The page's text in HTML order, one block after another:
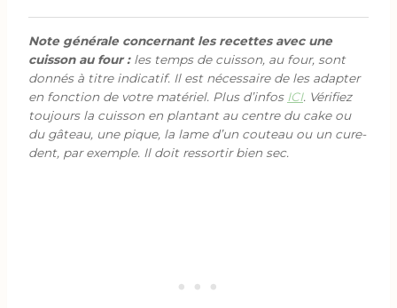
Note générale concernant les recettes avec une
cuisson au four :les temps de cuisson, au four, sont
donnés à titre indicatif. Il est nécessaire de les adapter
en fonction de votre matériel. Plus d’infos ICI. Vérifiez
toujours la cuisson en plantant au centre du cake ou
du gâteau, une pique, la lame d’un couteau ou un cure-
dent, par exemple. Il doit ressortir bien sec.